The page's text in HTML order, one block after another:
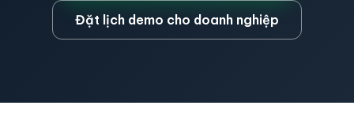
Đặt lịch demo cho doanh nghiệp